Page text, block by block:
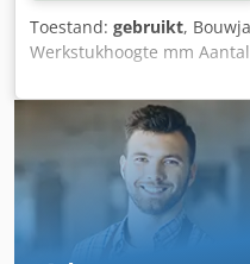
Toestand: gebruikt,
Werkstukhoogte mm
vermogen 8 kW
ruimte ca. m A N O T I O
leveren, onder
verkoop, zonder
lap- en fijnschuurmachine
1974 240 024 _____
810 mm Schijfringbreedte